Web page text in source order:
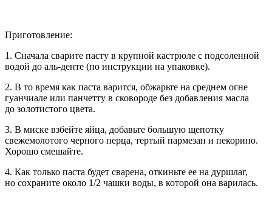
Приготовление:
1. Сначала сварите пасту в крупной кастрюле с подсоленной
водой до аль-денте (по инструкции на упаковке).
2. В то время как паста варится, обжарьте на среднем огне
гуанчиале или панчетту в сковороде без добавления масла
до золотистого цвета.
3. В миске взбейте яйца, добавьте большую щепотку
свежемолотого черного перца, тертый пармезан и пекорино.
Хорошо смешайте.
4. Как только паста будет сварена, откиньте ее на дуршлаг,
но сохраните около 1/2 чашки воды, в которой она варилась.